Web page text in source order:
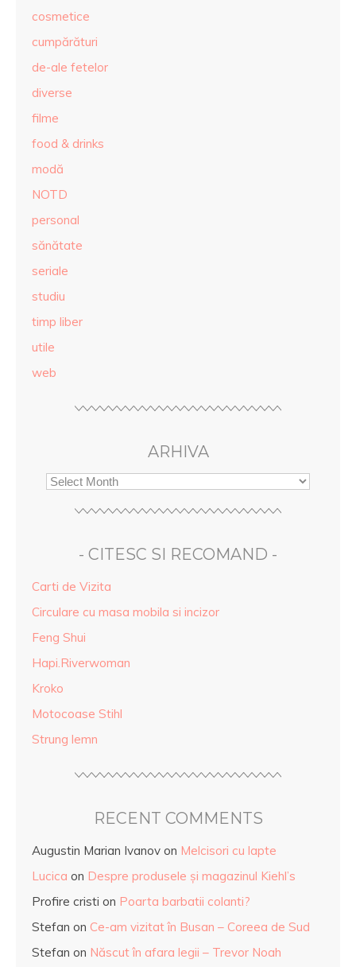
cosmetice
cumpărături
de-ale fetelor
diverse
filme
food & drinks
modă
NOTD
personal
sănătate
seriale
studiu
timp liber
utile
web
ARHIVA
- CITESC SI RECOMAND -
Carti de Vizita
Circulare cu masa mobila si incizor
Feng Shui
Hapi.Riverwoman
Kroko
Motocoase Stihl
Strung lemn
RECENT COMMENTS
Augustin Marian Ivanov on Melcisori cu lapte
Lucica on Despre produsele și magazinul Kiehl’s
Profire cristi on Poarta barbatii colanti?
Stefan on Ce-am vizitat în Busan – Coreea de Sud
Stefan on Născut în afara legii – Trevor Noah